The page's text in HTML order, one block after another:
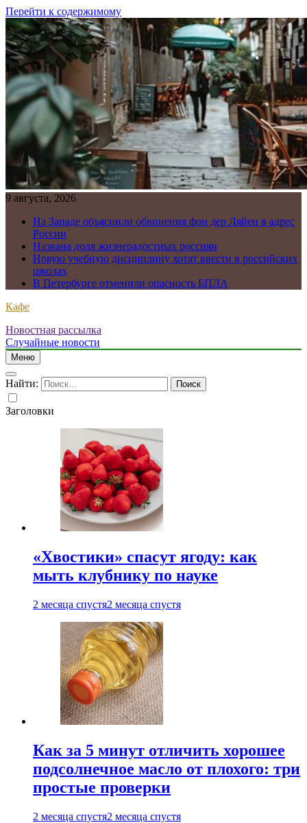
Перейти к содержимому
9 августа, 2026
На Западе объяснили обвинения фон дер Ляйен в адрес
России
Названа доля жизнерадостных россиян
Новую учебную дисциплину хотят ввести в российских
школах
В Петербурге отменили опасность БПЛА
Кафе
Новостная рассылка
Случайные новости
Меню
Найти:
Заголовки
«Хвостики» спасут ягоду: как
мыть клубнику по науке
2 месяца спустя2 месяца спустя
Как за 5 минут отличить хорошее
подсолнечное масло от плохого: три
простые проверки
2 месяца спустя2 месяца спустя